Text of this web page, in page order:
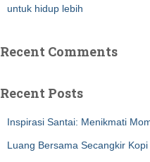
untuk hidup lebih
Recent Comments
Recent Posts
Inspirasi Santai: Menikmati
Luang Bersama Secangkir Kopi